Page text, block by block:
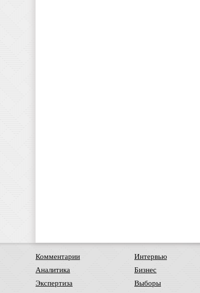
Комментарии
Аналитика
Экспертиза
Интервью
Бизнес
Выборы